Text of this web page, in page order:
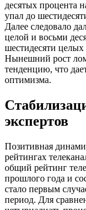
десятых процента
упал до
Далее следовало
целой и восьми
шестидесяти целых
Нынешний рост
тенденцию, что
оптимизма.
экспертов
Позитивная
рейтингах
общий рейтинг
прошлого года и
стало первым
период. Для